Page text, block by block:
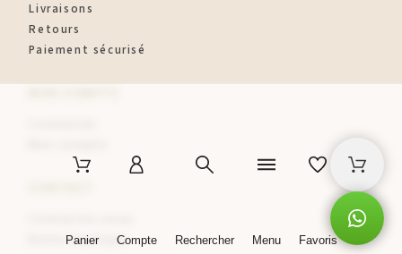
Livraisons
Retours
Paiement sécurisé
Notre boutique
Panier Compte Rechercher Menu Favoris